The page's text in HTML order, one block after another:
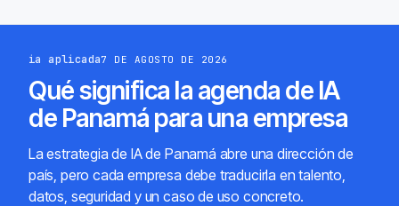
ia aplicada7 DE AGOSTO DE 2026
Qué significa la agenda de IA
de Panamá para una empresa
La estrategia de IA de Panamá abre una dirección de
país, pero cada empresa debe traducirla en talento,
datos, seguridad y un caso de uso concreto.